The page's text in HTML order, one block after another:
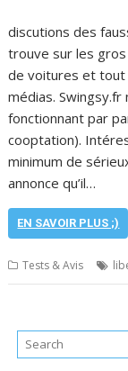
discutions des
trouve sur les
de voitures et tout
médias.
fonctionnant par
cooptation).
minimum de
annonce qu’il…
EN SAVOIR PLUS ;)
Tests & Avis